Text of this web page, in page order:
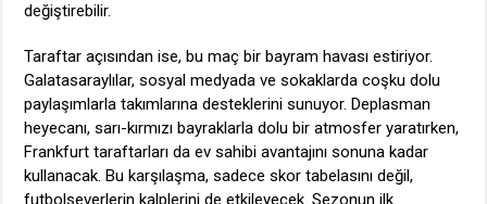
değiştirebilir.
Taraftar açısından ise, bu maç bir bayram havası estiriyor.
Galatasaraylılar, sosyal medyada ve sokaklarda coşku dolu
paylaşımlarla takımlarına desteklerini sunuyor. Deplasman
heyecanı, sarı-kırmızı bayraklarla dolu bir atmosfer yaratırken,
Frankfurt taraftarları da ev sahibi avantajını sonuna kadar
kullanacak. Bu karşılaşma, sadece skor tabelasını değil,
futbolseverlerin kalplerini de etkileyecek. Sezonun ilk